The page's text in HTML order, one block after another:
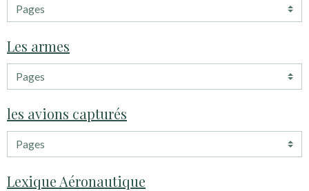
Les armes
les avions capturés
Lexique Aéronautique